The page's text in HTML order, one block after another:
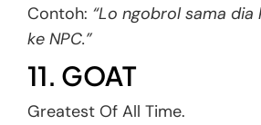
Contoh: “Lo ngobrol sama
ke NPC.”
11. GOAT
Greatest Of All Time.